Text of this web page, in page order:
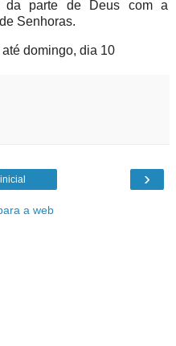
da parte de Deus com a
Senhoras.
domingo, dia 10
›
a web